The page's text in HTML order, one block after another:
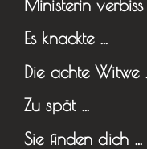
Ministerin verbiss
Es knackte …
Die achte Witwe …
Zu spät …
Sie finden dich …